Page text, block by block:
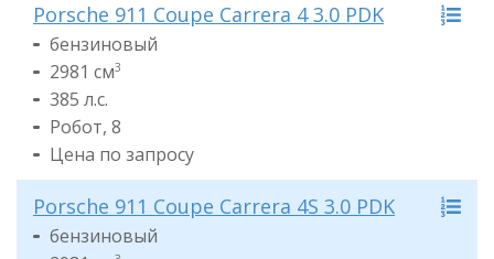
Porsche 911 Coupe Carrera 4 3.0 PDK
бензиновый
2981 см3
385 л.с.
Робот, 8
Цена по запросу
Porsche 911 Coupe Carrera 4S 3.0 PDK
бензиновый